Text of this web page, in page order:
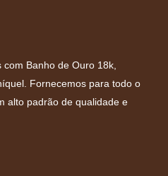
Banho de Ouro 18k,
Fornecemos para todo o
alto padrão de qualidade e